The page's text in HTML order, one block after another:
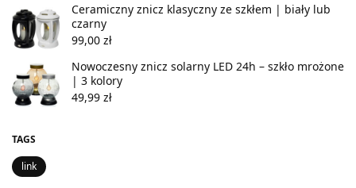
Ceramiczny znicz klasyczny ze szkłem | biały lub
czarny
99,00 zł
Nowoczesny znicz solarny LED 24h – szkło mrożone
| 3 kolory
49,99 zł
TAGS
link